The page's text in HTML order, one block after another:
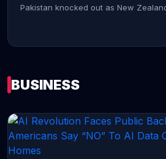
Pakistan knocked out as New
CONTINUE READING →
BUSINESS